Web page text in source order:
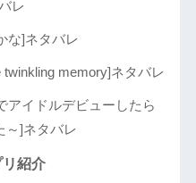
レ
な]ネタバレ
memory]ネタバレ
アイドルデビューしたら
～]ネタバレ
紹介